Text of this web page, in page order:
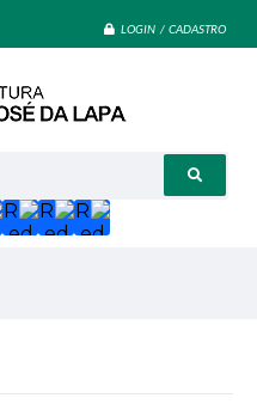
LOGIN / CADASTRO